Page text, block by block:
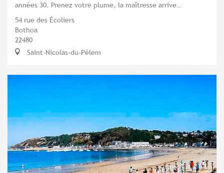
années 30. Prenez votre plume, la maîtresse arrive…
54 rue des Écoliers
Bothoa
22480
Saint-Nicolas-du-Pélem